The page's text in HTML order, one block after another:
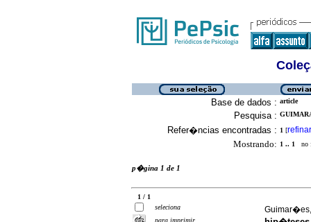
Base de dados : article
Pesquisa :
Refer�ncias encontradas : 1 [refinar
Mostrando: 1 .. 1 no
p�gina 1 de 1
1 / 1
seleciona
para imprimir